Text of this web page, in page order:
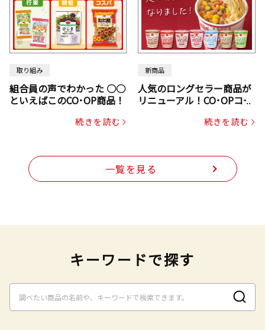
取り組み
組合員の声でわかった ○○
といえばこのCO･OP商品！
続きを読む
新商品
人気のロングセラー商品が
リニューアル！CO･OPコー
続きを読む
一覧を見る
キーワードで探す